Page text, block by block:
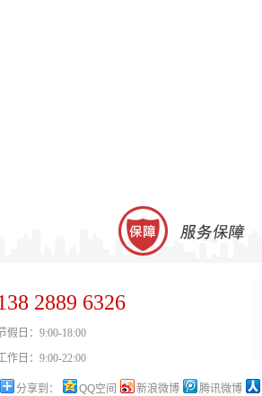
2889 6326
假日：9:00-18:00
作日：9:00-22:00
分享到： QQ空间 新浪微博 腾讯微博